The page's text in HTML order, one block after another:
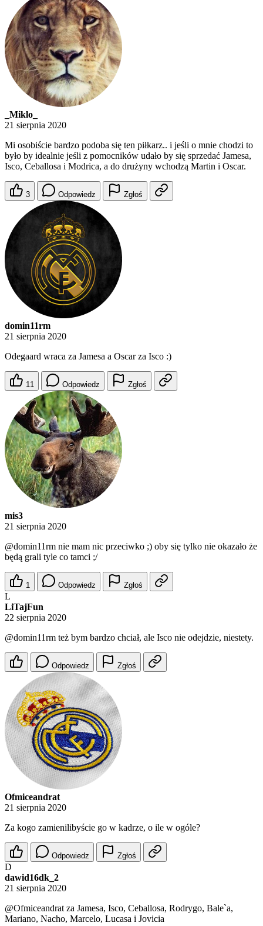
_Miklo_
21 sierpnia 2020
Mi osobiście bardzo podoba się ten piłkarz.. i jeśli o mnie chodzi to
było by idealnie jeśli z pomocników udało by się sprzedać Jamesa,
Isco, Ceballosa i Modrica, a do drużyny wchodzą Martin i Oscar.
3 Odpowiedz Zgłoś
domin11rm
21 sierpnia 2020
Odegaard wraca za Jamesa a Oscar za Isco :)
11 Odpowiedz Zgłoś
mis3
21 sierpnia 2020
@domin11rm nie mam nic przeciwko ;) oby się tylko nie okazało że
będą grali tyle co tamci ;/
1 Odpowiedz Zgłoś
L
LiTajFun
22 sierpnia 2020
@domin11rm też bym bardzo chciał, ale Isco nie odejdzie, niestety.
Odpowiedz Zgłoś
Ofmiceandrat
21 sierpnia 2020
Za kogo zamienilibyście go w kadrze, o ile w ogóle?
Odpowiedz Zgłoś
D
dawid16dk_2
21 sierpnia 2020
@Ofmiceandrat za Jamesa, Isco, Ceballosa, Rodrygo, Bale`a,
Mariano, Nacho, Marcelo, Lucasa i Jovicia